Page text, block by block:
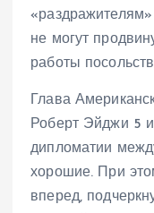
не могут
работы посольств
Глава
Роберт Эйджи 5
дипломатии
хорошие. При
вперед,